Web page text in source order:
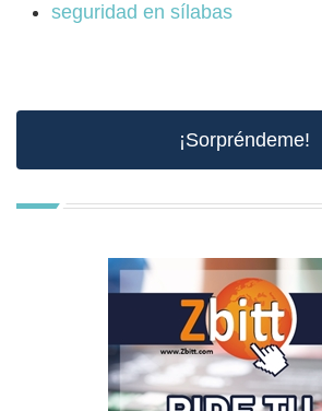
seguridad en sílabas
¡Sorpréndeme!